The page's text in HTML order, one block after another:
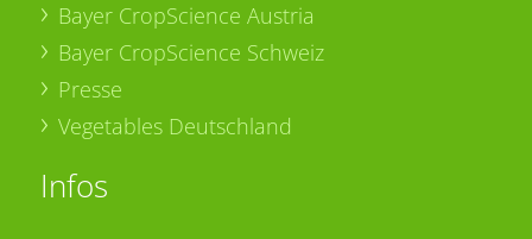
Bayer CropScience Austria
Bayer CropScience Schweiz
Presse
Vegetables Deutschland
Infos